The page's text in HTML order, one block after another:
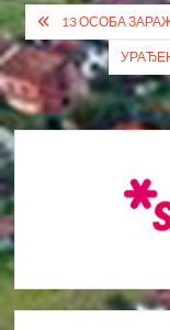
Кретање
чланка
13 ОСОБА